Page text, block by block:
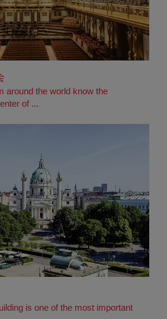
around the world know the
of ...
is one of the most important